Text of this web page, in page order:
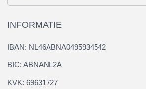
INFORMATIE
IBAN: NL46ABNA0495934542
BIC: ABNANL2A
KVK: 69631727